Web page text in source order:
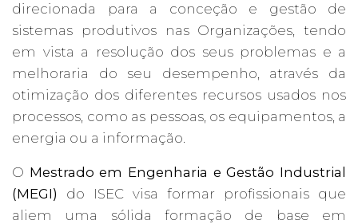
direcionada para a conceção e gestão de
sistemas produtivos nas Organizações, tendo
em vista a resolução dos seus problemas e a
melhoraria do seu desempenho, através da
otimização dos diferentes recursos usados nos
processos, como as pessoas, os equipamentos, a
energia ou a informação.
O Mestrado em Engenharia e Gestão Industrial
(MEGI)
do ISEC visa formar profissionais que
aliem uma sólida formação de base em